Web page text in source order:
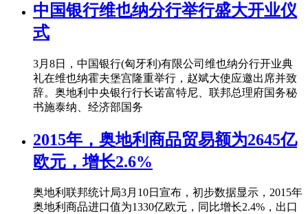
中国银行维也纳分行举行盛大开业仪
式
3月8日，中国银行(匈牙利)有限公司维也纳分行开业典
礼在维也纳霍夫堡宫隆重举行，赵斌大使应邀出席并致
辞。奥地利中央银行行长诺富特尼、联邦总理府国务秘
书施泰纳、经济部国务
2015年，奥地利商品贸易额为2645亿
欧元，增长2.6%
奥地利联邦统计局3月10日宣布，初步数据显示，2015年
奥地利商品进口值为1330亿欧元，同比增长2.4%，出口